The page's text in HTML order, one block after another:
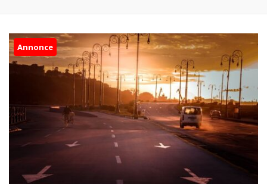
Annonce